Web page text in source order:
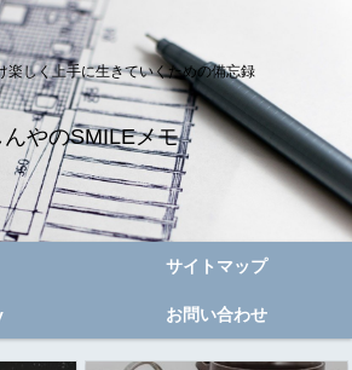
楽しく上手に生きていくための備忘録
んやのSMILEメモ
サイトマップ
お問い合わせ